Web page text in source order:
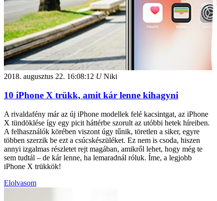
2018. augusztus 22. 16:08:12 UNiki
10 iPhone X trükk, amit kár lenne kihagyni
A rivaldafény már az új iPhone modellek felé kacsintgat, az iPhone
X tündöklése így egy picit háttérbe szorult az utóbbi hetek híreiben.
A felhasználók körében viszont úgy tűnik, töretlen a siker, egyre
többen szerzik be ezt a csúcskészüléket. Ez nem is csoda, hiszen
annyi izgalmas részletet rejt magában, amikről lehet, hogy még te
sem tudtál – de kár lenne, ha lemaradnál róluk. Íme, a legjobb
iPhone X trükkök!
Elolvasom